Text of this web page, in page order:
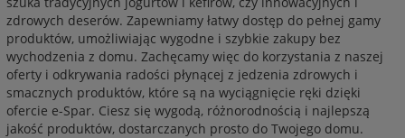
zdrowych deserów. Zapewniamy łatwy dostęp do pełnej gamy
produktów, umożliwiając wygodne i szybkie zakupy bez
wychodzenia z domu. Zachęcamy więc do korzystania z naszej
oferty i odkrywania radości płynącej z jedzenia zdrowych i
smacznych produktów, które są na wyciągnięcie ręki dzięki
ofercie e-Spar. Ciesz się wygodą, różnorodnością i najlepszą
jakość produktów, dostarczanych prosto do Twojego domu.